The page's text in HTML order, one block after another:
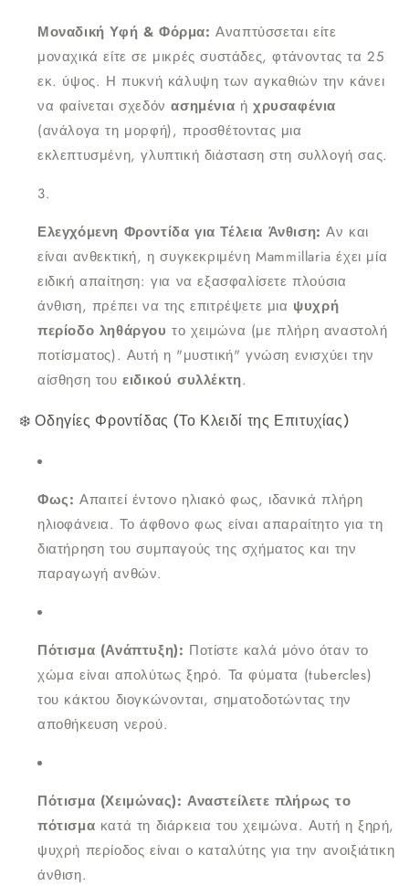
Μοναδική Υφή & Φόρμα: Αναπτύσσεται είτε
μοναχικά είτε σε μικρές συστάδες, φτάνοντας τα 25
εκ. ύψος. Η πυκνή κάλυψη των αγκαθιών την κάνει
να φαίνεται σχεδόνασημένια ήχρυσαφένια
(ανάλογα τη μορφή), προσθέτοντας μια
εκλεπτυσμένη, γλυπτική διάσταση στη συλλογή σας.
Ελεγχόμενη Φροντίδα για Τέλεια Άνθιση: Αν και
είναι ανθεκτική, η συγκεκριμένη Mammillaria έχει μία
ειδική απαίτηση: για να εξασφαλίσετε πλούσια
άνθιση, πρέπει να της επιτρέψετε μια ψυχρή
περίοδο ληθάργου το χειμώνα (με πλήρη αναστολή
ποτίσματος). Αυτή η "μυστική" γνώση ενισχύει την
αίσθηση τουειδικού συλλέκτη.
❄️ Οδηγίες Φροντίδας (Το Κλειδί της Επιτυχίας)
Φως: Απαιτεί έντονο ηλιακό φως, ιδανικά πλήρη
ηλιοφάνεια. Το άφθονο φως είναι απαραίτητο για τη
διατήρηση του συμπαγούς της σχήματος και την
παραγωγή ανθών.
Πότισμα (Ανάπτυξη): Ποτίστε καλά μόνο όταν το
χώμα είναι απολύτως ξηρό. Τα φύματα (tubercles)
του κάκτου διογκώνονται, σηματοδοτώντας την
αποθήκευση νερού.
Πότισμα (Χειμώνας): Αναστείλετε πλήρως το
πότισμα κατά τη διάρκεια του χειμώνα. Αυτή η ξηρή,
ψυχρή περίοδος είναι ο καταλύτης για την ανοιξιάτικη
άνθιση.